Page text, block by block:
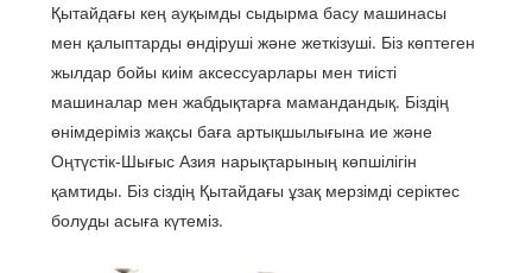
Қытайдағы кең ауқымды сыдырма басу машинасы
мен қалыптарды өндіруші және жеткізуші. Біз көптеген
жылдар бойы киім аксессуарлары мен тиісті
машиналар мен жабдықтарға мамандандық. Біздің
өнімдеріміз жақсы баға артықшылығына ие және
Оңтүстік-Шығыс Азия нарықтарының көпшілігін
қамтиды. Біз сіздің Қытайдағы ұзақ мерзімді серіктес
болуды асыға күтеміз.